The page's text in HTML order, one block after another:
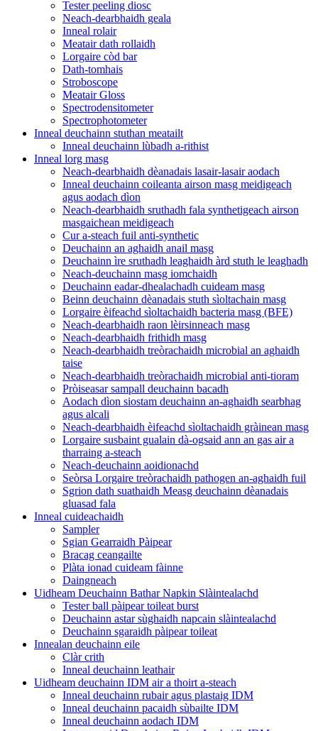
Tester peeling diosc
Neach-dearbhaidh geala
Inneal rolair
Meatair dath rollaidh
Lorgaire còd bar
Dath-tomhais
Stroboscope
Meatair Gloss
Spectrodensitometer
Spectrophotometer
Inneal deuchainn stuthan meatailt
Inneal deuchainn lùbadh a-rithist
Inneal lorg masg
Neach-dearbhaidh dèanadais lasair-lasair aodach
Inneal deuchainn coileanta airson masg meidigeach
agus aodach dìon
Neach-dearbhaidh sruthadh fala synthetigeach airson
masgaichean meidigeach
Cur a-steach fuil anti-synthetic
Deuchainn an aghaidh anail masg
Deuchainn ìre sruthadh leaghaidh àrd stuth le leaghadh
Neach-deuchainn masg iomchaidh
Deuchainn eadar-dhealachadh cuideam masg
Beinn deuchainn dèanadais stuth sìoltachain masg
Lorgaire èifeachd sìoltachaidh bacteria masg (BFE)
Neach-dearbhaidh raon lèirsinneach masg
Neach-dearbhaidh frithidh masg
Neach-dearbhaidh treòrachaidh microbial an aghaidh
taise
Neach-dearbhaidh treòrachaidh microbial anti-tioram
Pròiseasar sampall deuchainn bacadh
Aodach dìon siostam deuchainn an-aghaidh searbhag
agus alcali
Neach-dearbhaidh èifeachd sìoltachaidh gràinean masg
Lorgaire susbaint gualain dà-ogsaid ann an gas air a
tharraing a-steach
Neach-deuchainn aoidionachd
Seòrsa Lorgaire treòrachaidh pathogen an-aghaidh fuil
Sgrion dath suathaidh Measg deuchainn dèanadais
gluasad fala
Inneal cuideachaidh
Sampler
Sgian Gearraidh Pàipear
Bracag ceangailte
Plàta ionad cuideam fàinne
Daingneach
Uidheam Deuchainn Bathar Napkin Slàintealachd
Tester ball pàipear toileat burst
Deuchainn astar sùghaidh napcain slàintealachd
Deuchainn sgaraidh pàipear toileat
Innealan deuchainn eile
Clàr crith
Inneal deuchainn leathair
Uidheam deuchainn IDM air a thoirt a-steach
Inneal deuchainn rubair agus plastaig IDM
Inneal deuchainn pacaidh sùbailte IDM
Inneal deuchainn aodach IDM